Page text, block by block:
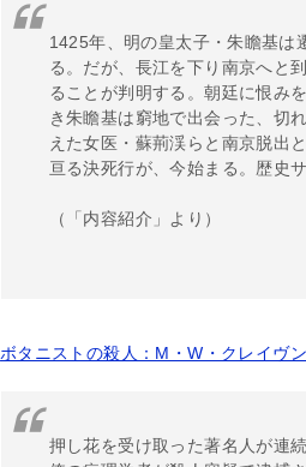
1425年、明の皇太子・朱瞻基は
る。だが、長江を下り南京へと
ることが判明する。朝廷に恨み
き朱瞻基は窮地で出会った、切
えた女医・蘇荊渓らと南京脱出
亘る決死行が、今始まる。歴史
（「内容紹介」より）
ボタニストの殺人：M・W・クレイヴン
押し花を受け取った著名人が連